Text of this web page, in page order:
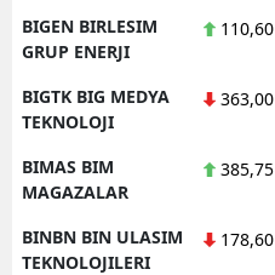
BIGEN BIRLESIM
GRUP ENERJI
110,60
BIGTK BIG MEDYA
TEKNOLOJI
363,00
BIMAS BIM
MAGAZALAR
385,75
BINBN BIN ULASIM
TEKNOLOJILERI
178,60